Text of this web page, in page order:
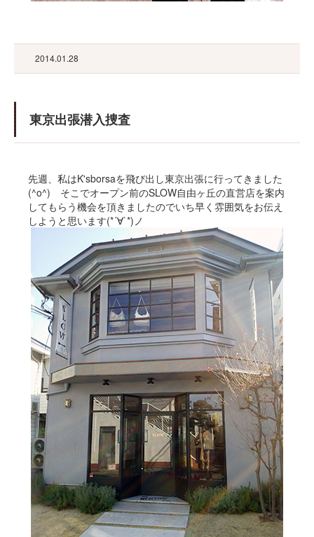
2014.01.28
東京出張潜入捜査
先週、私はK'sborsaを飛び出し東京出張に行ってきました
(^o^) そこでオープン前のSLOW自由ヶ丘の直営店を案内
してもらう機会を頂きましたのでいち早く雰囲気をお伝え
しようと思います(*´∀`*)ノ